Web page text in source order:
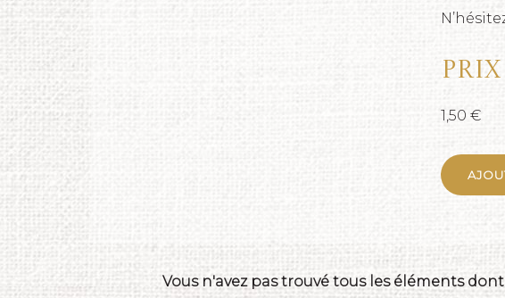
Prix
1,50 €
Vous n'avez pas trouvé tous les éléments